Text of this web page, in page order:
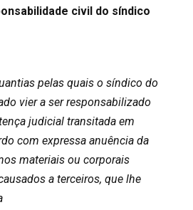
civil do síndico
pelas quais o síndico do
vier a ser responsabilizado
judicial transitada em
com expressa anuência da
materiais ou corporais
a terceiros, que lhe